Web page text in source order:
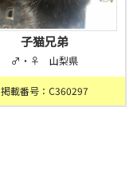
子猫兄弟
♂・♀ 山梨県
掲載番号：C360297